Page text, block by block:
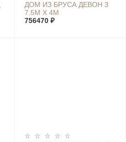
ДОМ ИЗ БРУСА ДЕВОН 3
7.5М Х 4М
756470 ₽